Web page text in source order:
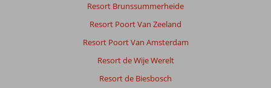
Resort Brunssummerheide
Resort Poort Van Zeeland
Resort Poort Van Amsterdam
Resort de Wije Werelt
Resort de Biesbosch